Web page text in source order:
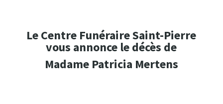
Le Centre Funéraire Saint-Pierre
vous annonce le décès de
Madame Patricia Mertens